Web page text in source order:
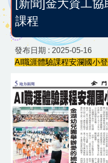
證照資訊
碩士班專區
系友升學成果
English
[新聞]金大資工
課程
發布日期 : 2025-05-16
AI職涯體驗課程安瀾國小